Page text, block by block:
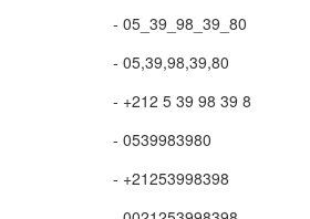
- 05_39_98_39_80
- 05,39,98,39,80
- +212 5 39 98 39 8
- 0539983980
- +21253998398